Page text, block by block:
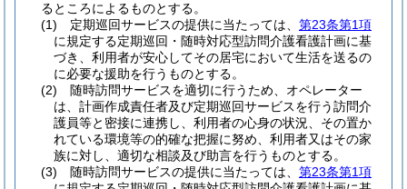
るところによるものとする。
(1)
定期巡回サービスの提供に当たっては、 第23条第1項
に規定する定期巡回・随時対応型訪問介護看護計画に基
づき、利用者が安心してその居宅において生活を送るの
に必要な援助を行うものとする。
(2)
随時訪問サービスを適切に行うため、オペレーター
は、計画作成責任者及び定期巡回サービスを行う訪問介
護員等と密接に連携し、利用者の心身の状況、その置か
れている環境等の的確な把握に努め、利用者又はその家
族に対し、適切な相談及び助言を行うものとする。
(3)
随時訪問サービスの提供に当たっては、 第23条第1項